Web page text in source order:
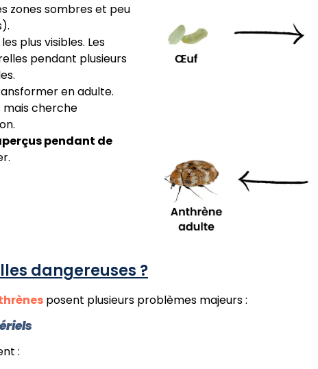
zones sombres et peu
plus visibles. Les
pendant plusieurs
en adulte.
mais cherche
pendant de
dangereuses ?
posent plusieurs problèmes majeurs :
: